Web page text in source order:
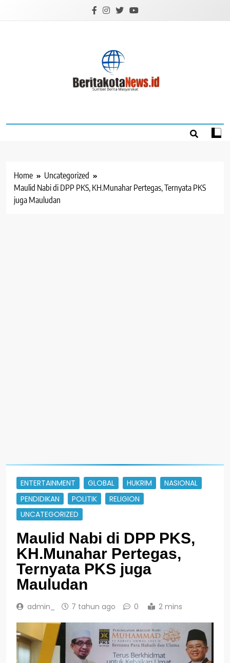
Home
Uncategorized
Maulid Nabi di DPP PKS, KH.Munahar Pertegas, Ternyata PKS
juga Mauludan
ENTERTAINMENT GLOBAL HUKRIM
NASIONAL
PENDIDIKAN
POLITIK
RELIGION
UNCATEGORIZED
Maulid Nabi di DPP PKS,
KH.Munahar Pertegas,
Ternyata PKS juga
Mauludan
admin_ 7 tahun ago 0 2 mins